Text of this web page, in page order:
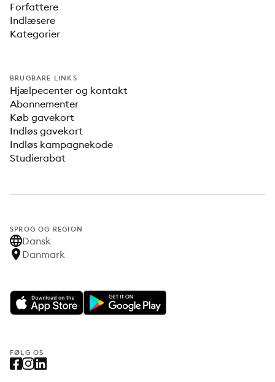
Forfattere
Indlæsere
Kategorier
BRUGBARE LINKS
Hjælpecenter og kontakt
Abonnementer
Køb gavekort
Indløs gavekort
Indløs kampagnekode
Studierabat
SPROG OG REGION
Dansk
Danmark
FØLG OS